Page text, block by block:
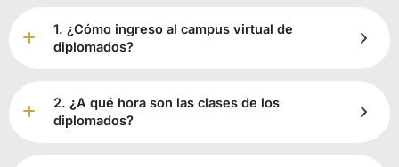
1. ¿Cómo ingreso al campus virtual de
diplomados?
2. ¿A qué hora son las clases de los
diplomados?